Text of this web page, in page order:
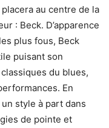
au centre de la
: Beck. D’apparence
plus fous, Beck
puisant son
du blues,
En
style à part dans
de pointe et